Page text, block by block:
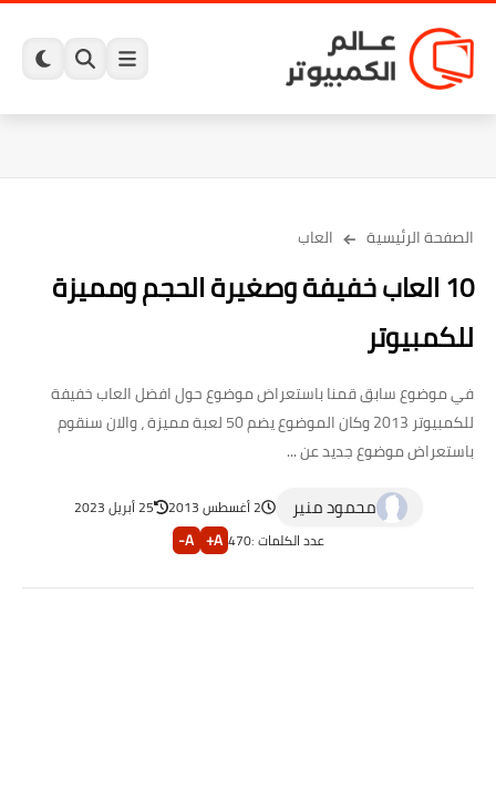
الصفحة الرئيسية العاب
10 العاب خفيفة وصغيرة الحجم ومميزة
للكمبيوتر
في موضوع سابق قمنا باستعراض موضوع حول افضل العاب خفيفة
للكمبيوتر 2013 وكان الموضوع يضم 50 لعبة مميزة ، والان سنقوم
باستعراض موضوع جديد عن ...
محمود منير 2 أغسطس 2013
25 أبريل 2023
عدد الكلمات :470
A+
A-